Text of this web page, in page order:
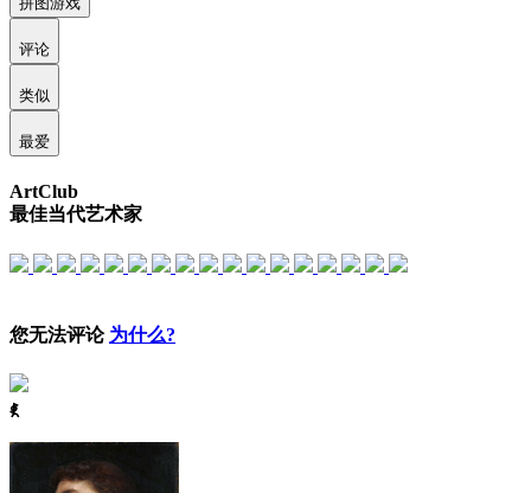
评论
类似
最爱
ArtClub
最佳当代艺术家
您无法评论 为什么?
ꈅ